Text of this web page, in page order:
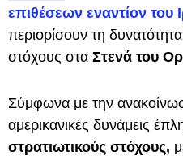
επιθέσεων εναντίον του
περιορίσουν τη
στόχους στα Στενά του
Σύμφωνα με την
αμερικανικές δυνάμεις
στρατιωτικούς στόχους,